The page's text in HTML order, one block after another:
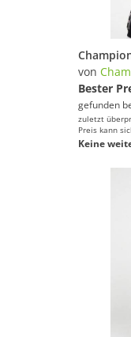
von
Bester
gefunden
zuletzt
Preis kann
Keine